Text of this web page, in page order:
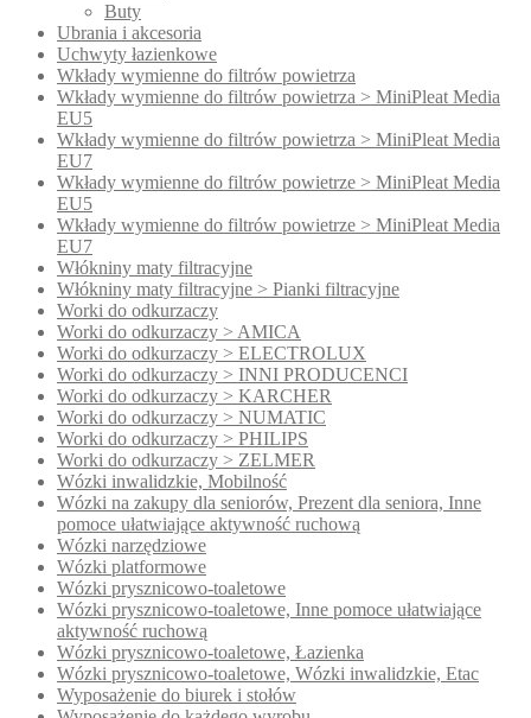
Buty
Ubrania i akcesoria
Uchwyty łazienkowe
Wkłady wymienne do filtrów powietrza
Wkłady wymienne do filtrów powietrza > MiniPleat Media
EU5
Wkłady wymienne do filtrów powietrza > MiniPleat Media
EU7
Wkłady wymienne do filtrów powietrze > MiniPleat Media
EU5
Wkłady wymienne do filtrów powietrze > MiniPleat Media
EU7
Włókniny maty filtracyjne
Włókniny maty filtracyjne > Pianki filtracyjne
Worki do odkurzaczy
Worki do odkurzaczy > AMICA
Worki do odkurzaczy > ELECTROLUX
Worki do odkurzaczy > INNI PRODUCENCI
Worki do odkurzaczy > KARCHER
Worki do odkurzaczy > NUMATIC
Worki do odkurzaczy > PHILIPS
Worki do odkurzaczy > ZELMER
Wózki inwalidzkie, Mobilność
Wózki na zakupy dla seniorów, Prezent dla seniora, Inne
pomoce ułatwiające aktywność ruchową
Wózki narzędziowe
Wózki platformowe
Wózki prysznicowo-toaletowe
Wózki prysznicowo-toaletowe, Inne pomoce ułatwiające
aktywność ruchową
Wózki prysznicowo-toaletowe, Łazienka
Wózki prysznicowo-toaletowe, Wózki inwalidzkie, Etac
Wyposażenie do biurek i stołów